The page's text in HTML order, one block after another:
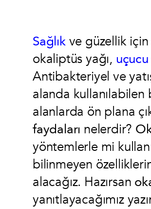
Sağlıkve güzellik için
okaliptüs yağı,
Antibakteriyel ve
alanda
alanlarda ön plana
faydaları nelerdir?
yöntemlerle mi
bilinmeyen
alacağız. Hazırsan
yanıtlayacağımız